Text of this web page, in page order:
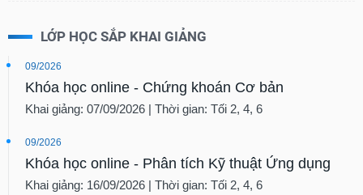
LỚP HỌC SẮP KHAI GIẢNG
09/2026
Khóa học online - Chứng khoán Cơ bản
Khai giảng: 07/09/2026 | Thời gian: Tối 2, 4, 6
09/2026
Khóa học online - Phân tích Kỹ thuật Ứng dụng
Khai giảng: 16/09/2026 | Thời gian: Tối 2, 4, 6